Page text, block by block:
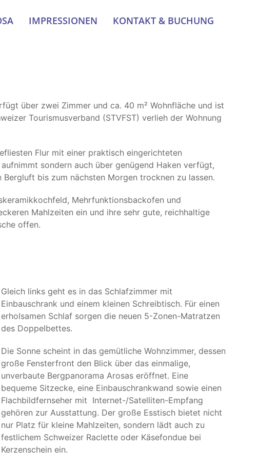
IMPRESSIONEN KONTAKT & BUCHUNG
über zwei Zimmer und ca. 40 m² Wohnfläche und ist
Tourismusverband (STVFST) verlieh der Wohnung
Flur mit einer praktisch eingerichteten
sondern auch über genügend Haken verfügt,
bis zum nächsten Morgen trocknen zu lassen.
Mehrfunktionsbackofen und
Mahlzeiten ein und ihre sehr gute, reichhaltige
offen.
Gleich links geht es in das Schlafzimmer mit
Einbauschrank und einem kleinen Schreibtisch. Für einen
erholsamen Schlaf sorgen die neuen 5-Zonen-Matratzen
des Doppelbettes.
Die Sonne scheint in das gemütliche Wohnzimmer, dessen
große Fensterfront den Blick über das einmalige,
unverbaute Bergpanorama Arosas eröffnet. Eine
bequeme Sitzecke, eine Einbauschrankwand sowie einen
Flachbildfernseher mit Internet-/Satelliten-Empfang
gehören zur Ausstattung. Der große Esstisch bietet nicht
nur Platz für kleine Mahlzeiten, sondern lädt auch zu
festlichem Schweizer Raclette oder Käsefondue bei
Kerzenschein ein.